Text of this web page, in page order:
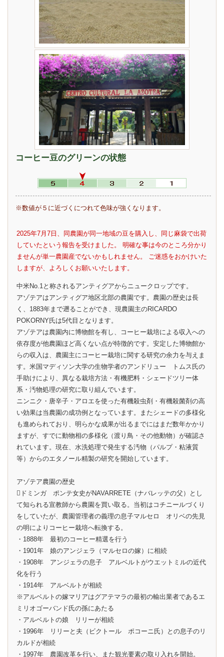
コーヒー豆のグリーンの状態
※数値が５に近づくにつれて色味が強くなります。
2025年7月7日、同農園が同一地域の豆を購入し、同じ麻袋で出荷
していたという報告を受けました。 明確な事は今のところ分かり
ませんが単一農園産でないかもしれません。 ご迷惑をおかけいた
しますが、よろしくお願いいたします。
中米No.1と称されるアンティグアからニュークロップです。
アゾテアはアンティグア地区北部の農園です。農園の歴史は長
く、1883年まで遡ることができ、現農園主のRICARDO
POKORNY氏は5代目となります。
アゾテアは農園内に博物館を有し、コーヒー栽培による収入への
依存度が他農園ほど高くない点が特徴的です。安定した博物館か
らの収入は、農園主にコーヒー栽培に関する研究の余力を与えま
す。米国マディソン大学の生物学者のアンドリュー トムス氏の
手助けにより、異なる栽培方法・有機肥料・シェードツリー体
系・汚物処理の研究に取り組んでいます。
ニンニク・唐辛子・アロエを使った有機殺虫剤・有機殺菌剤の高
い効果は当農園の成功例となっています。またシェードの多様化
も進められており、明らかな成果が出るまでにはまだ数年かかり
ますが、すでに動物相の多様化（渡り鳥・その他動物）が確認さ
れています。現在、水洗処理で発生する汚物（パルプ・粘液質
等）からのエタノール精製の研究を開始しています。
アゾテア農園の歴史
ドミンガ ポンテ女史がNAVARRETE（ナバレッテの父）とし
て知られる宣教師から農園を買い取る。当初はコチニールづくり
をしていたが、農園管理者の義理の息子マルセロ オリベの先見
の明によりコーヒー栽培へ転換する。
・1888年 最初のコーヒー精選を行う
・1901年 娘のアンジェラ（マルセロの嫁）に相続
・1908年 アンジェラの息子 アルベルトがウエットミルの近代
化を行う
・1914年 アルベルトが相続
※アルベルトの嫁マリアはグアテマラの最初の輸出業者であるエ
ミリオゴーバンド氏の孫にあたる
・アルベルトの娘 リリーが相続
・1996年 リリーと夫（ビクトール ポコーニ氏）との息子のリ
カルドが相続
・1997年 農園改革を行い、また観光要素の取り入れを開始。